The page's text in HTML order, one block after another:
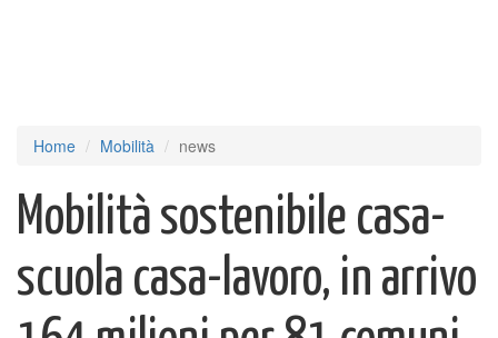
Home Mobilità news
Mobilità sostenibile casa-
scuola casa-lavoro, in arrivo